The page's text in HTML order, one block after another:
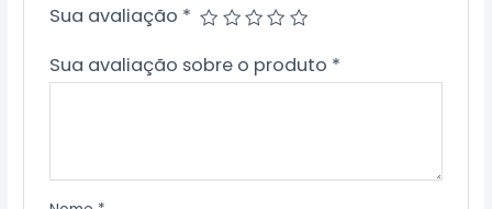
Sua avaliação *
Sua avaliação sobre o produto *